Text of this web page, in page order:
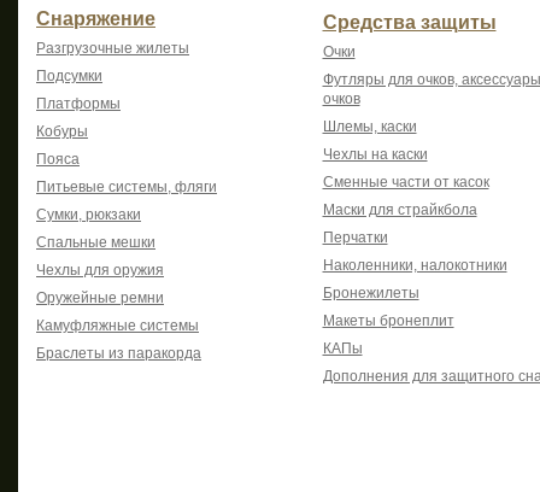
Снаряжение
Разгрузочные жилеты
Подсумки
Платформы
Кобуры
Пояса
Питьевые системы, фляги
Сумки, рюкзаки
Спальные мешки
Чехлы для оружия
Оружейные ремни
Камуфляжные системы
Браслеты из паракорда
Средства защиты
Очки
Футляры для очков,
очков
Шлемы, каски
Чехлы на каски
Сменные части от касок
Маски для страйкбола
Перчатки
Наколенники, налокотники
Бронежилеты
Макеты бронеплит
КАПы
Дополнения для защитного